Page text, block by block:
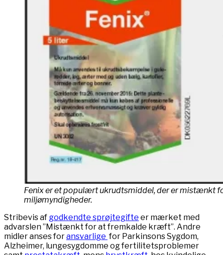
Fenix er et populært ukrudtsmiddel, der er mistænkt
miljømyndigheder.
Stribevis af godkendte sprøjtegifte er mærket med
advarslen ”Mistænkt for at fremkalde kræft”. Andre
midler anses foransvarlige for Parkinsons Sygdom,
Alzheimer, lungesygdomme og fertilitetsproblemer